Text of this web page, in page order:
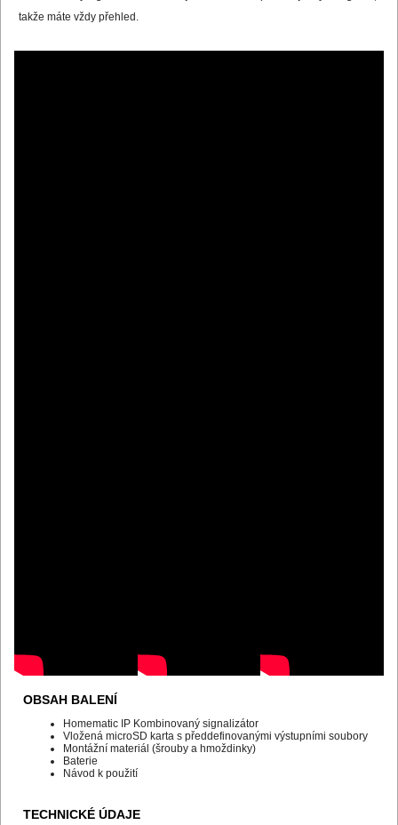
takže máte vždy přehled.
OBSAH BALENÍ
Homematic IP Kombinovaný signalizátor
Vložená microSD karta s předdefinovanými výstupními soubory
Montážní materiál (šrouby a hmoždinky)
Baterie
Návod k použití
TECHNICKÉ ÚDAJE